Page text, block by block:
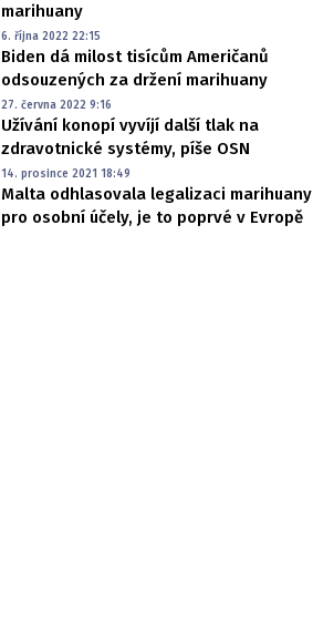
marihuany
6. října 2022 22:15
Biden dá milost tisícům Američanů
odsouzených za držení marihuany
27. června 2022 9:16
Užívání konopí vyvíjí další tlak na
zdravotnické systémy, píše OSN
14. prosince 2021 18:49
Malta odhlasovala legalizaci marihuany
pro osobní účely, je to poprvé v Evropě